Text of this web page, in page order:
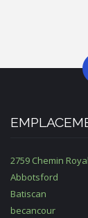
2759 Chemin
Abbotsford
Batiscan
becancour